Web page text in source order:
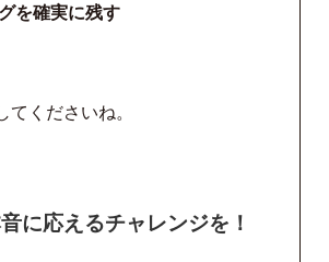
を確実に残す
くださいね。
に応えるチャレンジを！